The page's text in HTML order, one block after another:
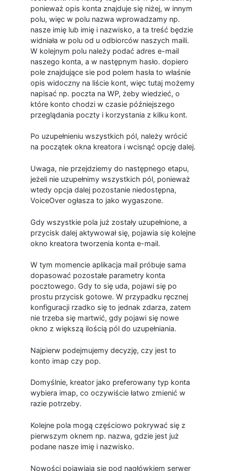
ponieważ opis konta znajduje się niżej, w innym
polu, więc w polu nazwa wprowadzamy np.
nasze imię lub imię i nazwisko, a ta treść będzie
widniała w polu od u odbiorców naszych maili.
W kolejnym polu należy podać adres e-mail
naszego konta, a w następnym hasło. dopiero
pole znajdujące sie pod polem hasła to właśnie
opis widoczny na liście kont, więc tutaj możemy
napisać np. poczta na WP, żeby wiedzieć, o
które konto chodzi w czasie późniejszego
przeglądania poczty i korzystania z kilku kont.
Po uzupełnieniu wszystkich pól, należy wrócić
na początek okna kreatora i wcisnąć opcję dalej.
Uwaga, nie przejdziemy do następnego etapu,
jeżeli nie uzupełnimy wszystkich pól, ponieważ
wtedy opcja dalej pozostanie niedostępna,
VoiceOver ogłasza to jako wygaszone.
Gdy wszystkie pola już zostały uzupełnione, a
przycisk dalej aktywował się, pojawia się kolejne
okno kreatora tworzenia konta e-mail.
W tym momencie aplikacja mail próbuje sama
dopasować pozostałe parametry konta
pocztowego. Gdy to się uda, pojawi się po
prostu przycisk gotowe. W przypadku ręcznej
konfiguracji rzadko się to jednak zdarza, zatem
nie trzeba się martwić, gdy pojawi się nowe
okno z większą ilością pól do uzupełniania.
Najpierw podejmujemy decyzję, czy jest to
konto imap czy pop.
Domyślnie, kreator jako preferowany typ konta
wybiera imap, co oczywiście łatwo zmienić w
razie potrzeby.
Kolejne pola mogą częściowo pokrywać się z
pierwszym oknem np. nazwa, gdzie jest już
podane nasze imię i nazwisko.
Nowości pojawiają się pod nagłówkiem serwer